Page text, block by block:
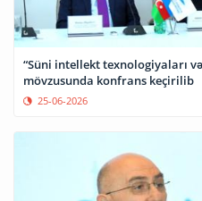
“Süni intellekt texnologiyaları
mövzusunda konfrans keçirilib
25-06-2026